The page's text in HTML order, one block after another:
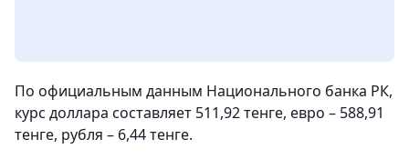
По официальным данным Национального банка РК,
курс доллара составляет 511,92 тенге, евро – 588,91
тенге, рубля – 6,44 тенге.